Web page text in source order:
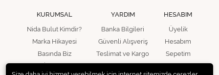
KURUMSAL
Nida Bulut Kimdir?
Marka Hikayesi
Basında Biz
YARDIM
Banka Bilgileri
Güvenli Alışveriş
Teslimat ve Kargo
HESABIM
Üyelik
Hesabım
Sepetim